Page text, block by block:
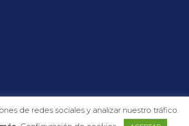
de redes sociales y analizar nuestro tráfico.